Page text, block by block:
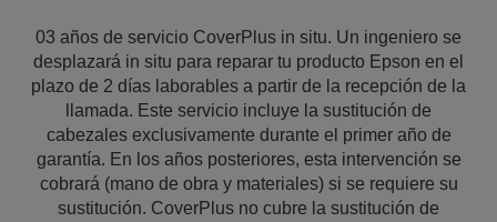
03 años de servicio CoverPlus in situ. Un ingeniero se
desplazará in situ para reparar tu producto Epson en el
plazo de 2 días laborables a partir de la recepción de la
llamada. Este servicio incluye la sustitución de
cabezales exclusivamente durante el primer año de
garantía. En los años posteriores, esta intervención se
cobrará (mano de obra y materiales) si se requiere su
sustitución. CoverPlus no cubre la sustitución de